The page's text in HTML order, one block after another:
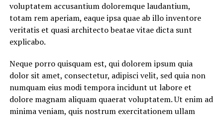
voluptatem accusantium doloremque laudantium,
totam rem aperiam, eaque ipsa quae ab illo inventore
veritatis et quasi architecto beatae vitae dicta sunt
explicabo.
Neque porro quisquam est, qui dolorem ipsum quia
dolor sit amet, consectetur, adipisci velit, sed quia non
numquam eius modi tempora incidunt ut labore et
dolore magnam aliquam quaerat voluptatem. Ut enim ad
minima veniam, quis nostrum exercitationem ullam